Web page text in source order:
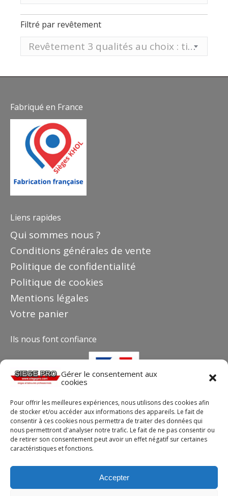
Gérer le consentement aux
cookies
Pour offrir les meilleures expériences, nous utilisons des cookies afin
de stocker et/ou accéder aux informations des appareils. Le fait de
consentir à ces cookies nous permettra de traiter des données qui
nous permettront d'analyser notre trafic. Le fait de ne pas consentir ou
de retirer son consentement peut avoir un effet négatif sur certaines
caractéristiques et fonctions.
Accepter
Filtré par revêtement
Revêtement 3 qualités au choix : tissu, vinyle aspect mat EP ou vinyle aspect lisse ST
Fabriqué en France
Liens rapides
Qui sommes nous ?
Conditions générales de vente
Politique de confidentialité
Politique de cookies
Mentions légales
Votre panier
Ils nous font confiance
Contact
Téléphone : +33(0)4 37 44 15 30
Email :
info@siegepro.com